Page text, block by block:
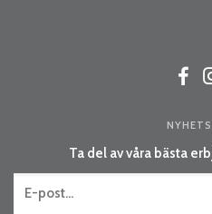
Ta del av våra bästa